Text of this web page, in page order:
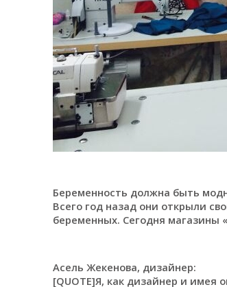
Беременность должна быть
Всего год назад они открыли
беременных. Сегодня магазины
Асель Жекенова, дизайнер:
[QUOTE]Я, как дизайнер и